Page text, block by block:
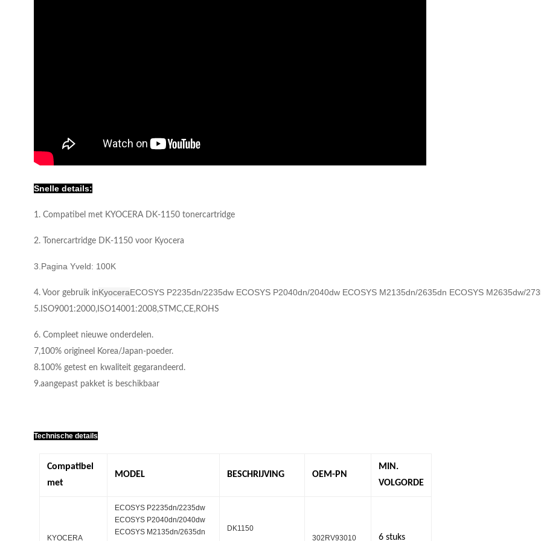
Snelle details:
1. Compatibel met KYOCERA DK-1150 tonercartridge
2. Tonercartridge DK-1150 voor Kyocera
3.Pagina Yveld: 100K
4. Voor gebruik inKyoceraECOSYS P2235dn/2235dw ECOSYS P2040dn/2040dw ECOSYS M2135dn/2635dn ECOSYS M2635dw/
5.ISO9001:2000,ISO14001:2008,STMC,CE,ROHS
6. Compleet nieuwe onderdelen.
7,100% origineel Korea/Japan-poeder.
8.100% getest en kwaliteit gegarandeerd.
9.aangepast pakket is beschikbaar
Technische details
Compatibel
met
MODEL BESCHRIJVING OEM-PN
MIN.
VOLGORDE
KYOCERA
ECOSYS P2235dn/2235dw
ECOSYS P2040dn/2040dw
ECOSYS M2135dn/2635dn
DK1150
302RV93010
6 stuks